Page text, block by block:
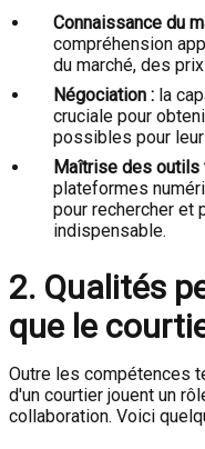
Connaissance du
compréhension
du marché, des
Négociation : la
cruciale pour
possibles pour
Maîtrise des outils
plateformes
pour rechercher et
indispensable.
2. Qualités
que le
Outre les compétences
d'un courtier jouent un
collaboration. Voici